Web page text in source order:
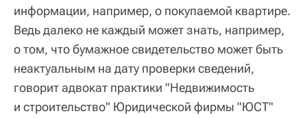
информации, например, о покупаемой квартире.
Ведь далеко не каждый может знать, например,
о том, что бумажное свидетельство может быть
неактуальным на дату проверки сведений,
говорит адвокат практики "Недвижимость
и строительство" Юридической фирмы "ЮСТ"